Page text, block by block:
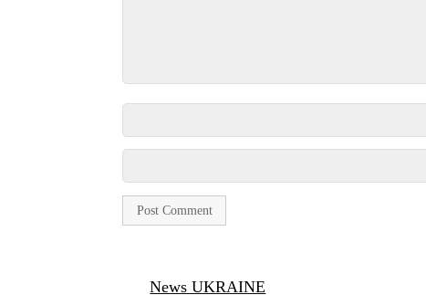
News UKRAINE